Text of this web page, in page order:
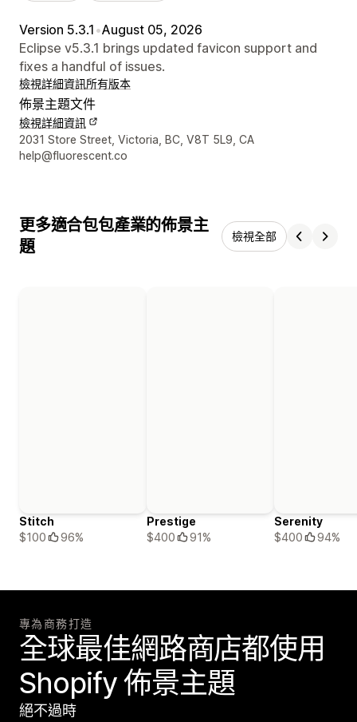
Version 5.3.1 •August 05, 2026
Eclipse v5.3.1 brings updated favicon support and
fixes a handful of issues.
檢視詳細資訊所有版本
佈景主題文件
檢視詳細資訊
設計者聯絡詳細資訊
2031 Store Street, Victoria, BC, V8T 5L9, CA
help@fluorescent.co
更多適合包包產業的佈景主
題
檢視全部
Stitch
$100
96%
Prestige
$400
91%
Serenity
$400
94%
專為商務打造
全球最佳網路商店都使用
Shopify 佈景主題
絕不過時